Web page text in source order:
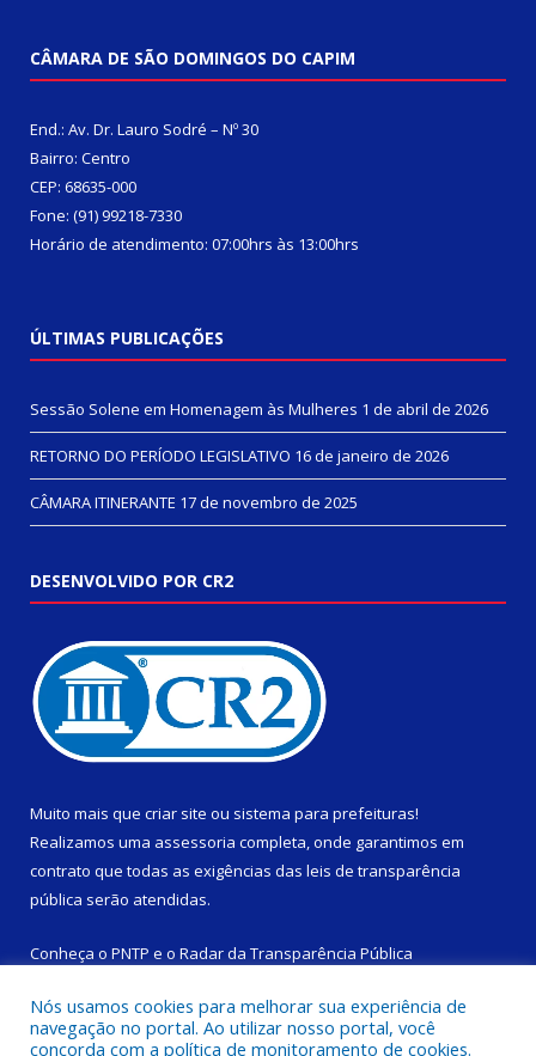
CÂMARA DE SÃO DOMINGOS DO CAPIM
End.: Av. Dr. Lauro Sodré – Nº 30
Bairro: Centro
CEP: 68635-000
Fone: (91) 99218-7330
Horário de atendimento: 07:00hrs às 13:00hrs
ÚLTIMAS PUBLICAÇÕES
Sessão Solene em Homenagem às Mulheres 1 de abril de 2026
RETORNO DO PERÍODO LEGISLATIVO 16 de janeiro de 2026
CÂMARA ITINERANTE 17 de novembro de 2025
DESENVOLVIDO POR CR2
Muito mais que criar site ou sistema para prefeituras!
Realizamos uma assessoria completa, onde garantimos em
contrato que todas as exigências das leis de transparência
pública serão atendidas.
Conheça o PNTP e o Radar da Transparência Pública
Nós usamos cookies para melhorar sua experiência de
navegação no portal. Ao utilizar nosso portal, você
concorda com a política de monitoramento de cookies.